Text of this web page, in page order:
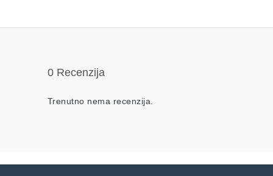
0 Recenzija
Trenutno nema recenzija.